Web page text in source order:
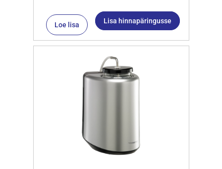
Loe lisa Lisa hinnapäringusse